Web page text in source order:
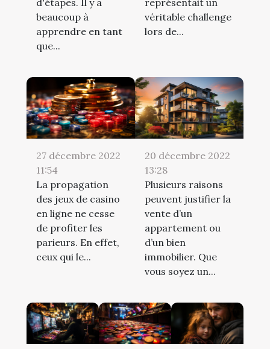
beaucoup à
apprendre en tant
que...
véritable challenge
lors de...
27 décembre 2022
11:54
La propagation
des jeux de casino
en ligne ne cesse
de profiter les
parieurs. En effet,
ceux qui le...
20 décembre 2022
13:28
Plusieurs raisons
peuvent justifier la
vente d’un
appartement ou
d’un bien
immobilier. Que
vous soyez un...